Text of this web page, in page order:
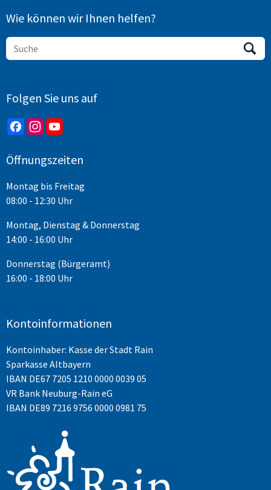
Wie können wir Ihnen helfen?
Folgen Sie uns auf
Öffnungszeiten
Montag bis Freitag
08:00 - 12:30 Uhr
Montag, Dienstag & Donnerstag
14:00 - 16:00 Uhr
Donnerstag (Bürgeramt)
16:00 - 18:00 Uhr
Kontoinformationen
Kontoinhaber: Kasse der Stadt Rain
Sparkasse Altbayern
IBAN DE67 7205 1210 0000 0039 05
VR Bank Neuburg-Rain eG
IBAN DE89 7216 9756 0000 0981 75